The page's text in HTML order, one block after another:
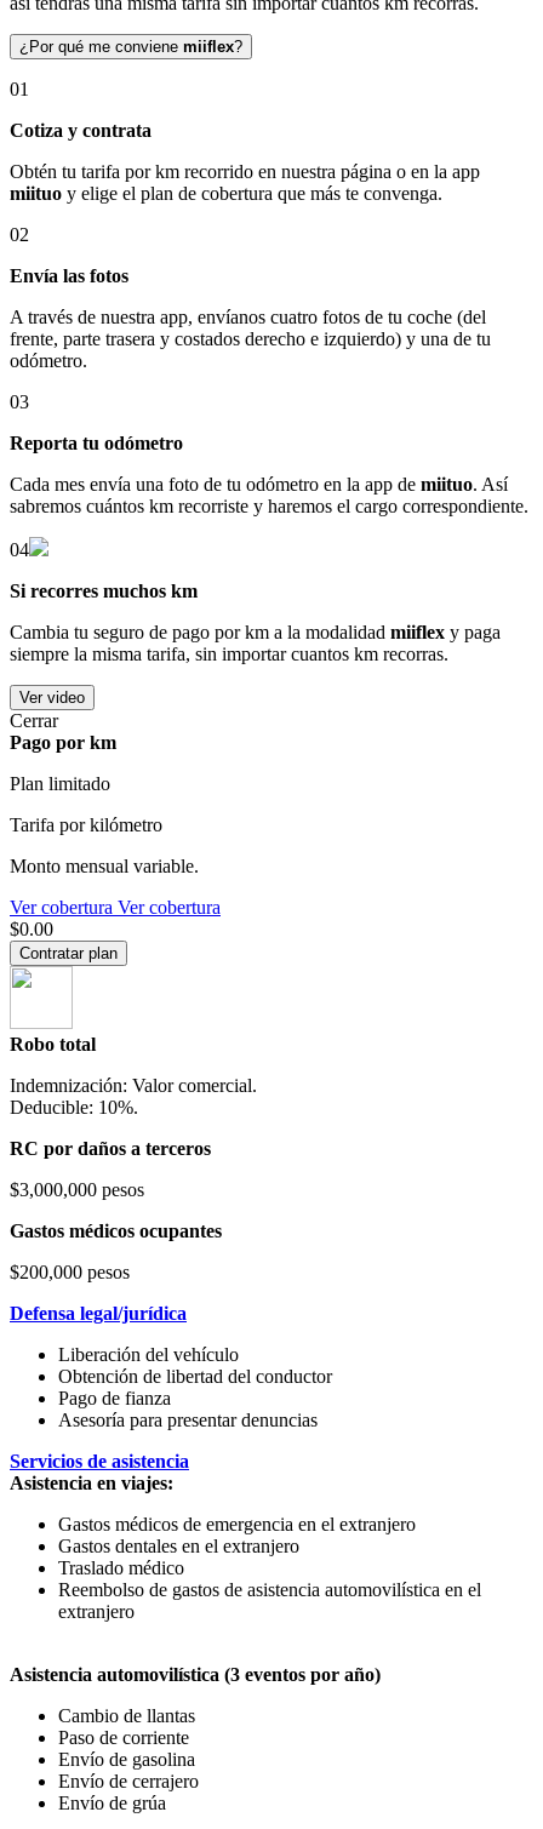
¿Por qué me conviene miiflex?
01
Cotiza y contrata
Obtén tu tarifa por km recorrido en nuestra página o en la app
miituo y elige el plan de cobertura que más te convenga.
02
Envía las fotos
A través de nuestra app, envíanos cuatro fotos de tu coche (del
frente, parte trasera y costados derecho e izquierdo) y una de tu
odómetro.
03
Reporta tu odómetro
Cada mes envía una foto de tu odómetro en la app de miituo. Así
sabremos cuántos km recorriste y haremos el cargo correspondiente.
04
Si recorres muchos km
Cambia tu seguro de pago por km a la modalidad miiflex y paga
siempre la misma tarifa, sin importar cuantos km recorras.
Ver video
Cerrar
Pago por km
Plan limitado
Tarifa por kilómetro
Monto mensual variable.
Ver cobertura Ver cobertura
$0.00
Contratar plan
Robo total
Indemnización: Valor comercial.
Deducible: 10%.
RC por daños a terceros
$3,000,000 pesos
Gastos médicos ocupantes
$200,000 pesos
Defensa legal/jurídica
Liberación del vehículo
Obtención de libertad del conductor
Pago de fianza
Asesoría para presentar denuncias
Servicios de asistencia
Asistencia en viajes:
Gastos médicos de emergencia en el extranjero
Gastos dentales en el extranjero
Traslado médico
Reembolso de gastos de asistencia automovilística en el
extranjero
Asistencia automovilística (3 eventos por año)
Cambio de llantas
Paso de corriente
Envío de gasolina
Envío de cerrajero
Envío de grúa